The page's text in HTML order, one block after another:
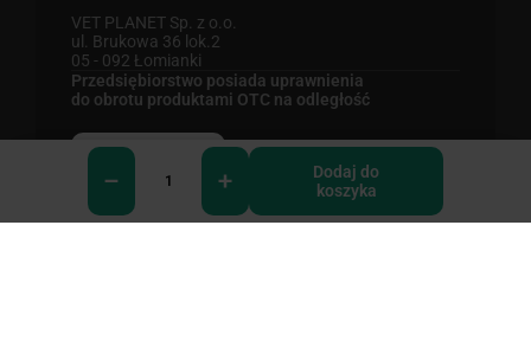
Dodaj do
koszyka
VET PLANET Sp. z o.o.
ul. Brukowa 36 lok.2
05 - 092 Łomianki
Przedsiębiorstwo posiada uprawnienia
do obrotu produktami OTC na odległość